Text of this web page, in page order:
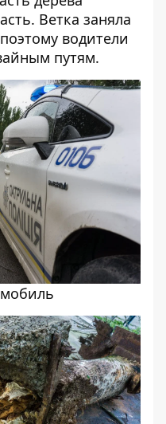
. Ветка заняла
водители
путям.